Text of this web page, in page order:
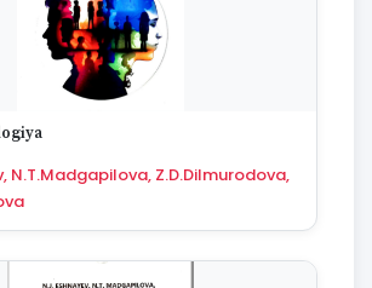
N.T.Madgapilova, Z.D.Dilmurodova,